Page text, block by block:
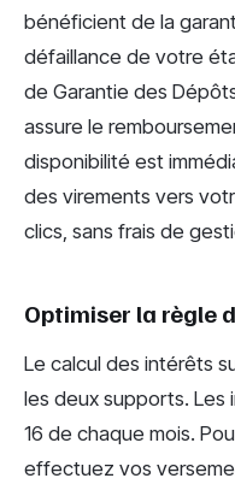
bénéficient de la
défaillance de votre
de Garantie des
assure le
disponibilité est
des virements vers
clics, sans frais de
Optimiser la règle
Le calcul des intérêts
les deux supports. Les
16 de chaque mois.
effectuez vos